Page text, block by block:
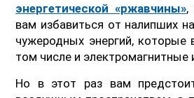
энергетической «ржавчины»,
вам избавиться от налипших
чужеродных энергий,
том числе и электромагнитные
Но в этот раз вам